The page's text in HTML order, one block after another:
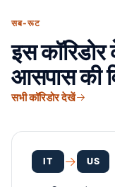
सब-रूट
इस
आसपास की
सभी कॉरिडोर देखें
IT US